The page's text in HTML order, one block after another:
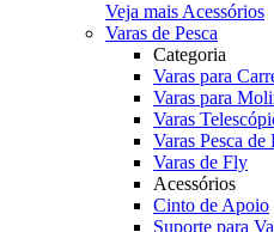
Veja mais Acessórios
Varas de Pesca
Categoria
Varas para
Varas para
Varas
Varas Pesca de
Varas de Fly
Acessórios
Cinto de Apoio
Suporte para